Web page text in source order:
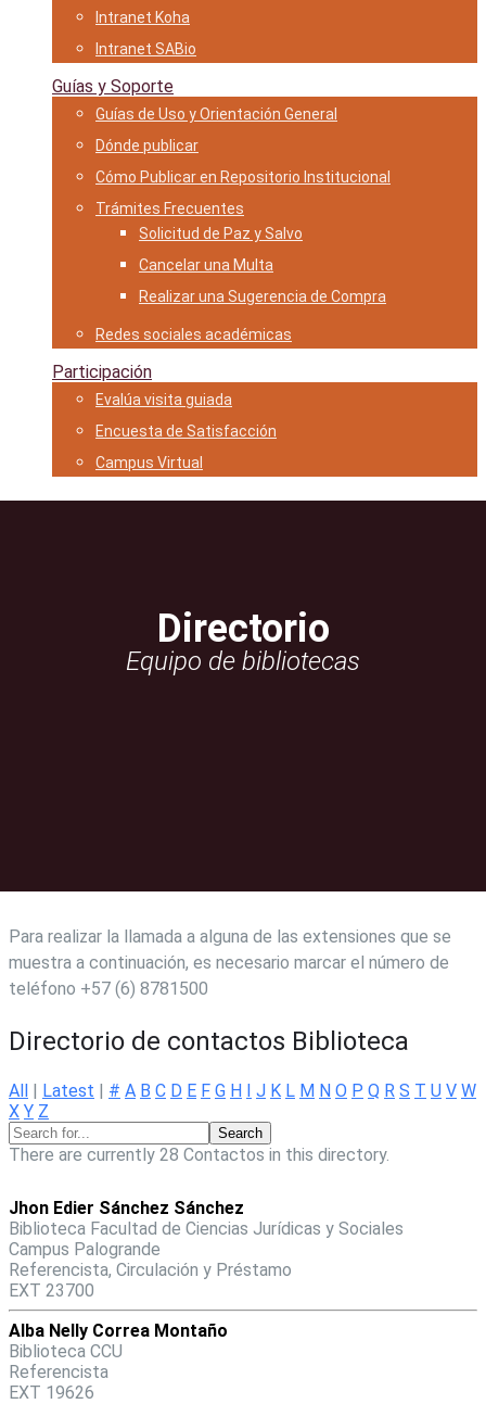
Intranet Koha
Intranet SABio
Guías y Soporte
Guías de Uso y Orientación General
Dónde publicar
Cómo Publicar en Repositorio Institucional
Trámites Frecuentes
Solicitud de Paz y Salvo
Cancelar una Multa
Realizar una Sugerencia de Compra
Redes sociales académicas
Participación
Evalúa visita guiada
Encuesta de Satisfacción
Campus Virtual
Directorio
Equipo de bibliotecas
Para realizar la llamada a alguna de las extensiones que se
muestra a continuación, es necesario marcar el número de
teléfono +57 (6) 8781500
Directorio de contactos Biblioteca
All | Latest | # A B C D E F G H I J K L M N O P Q R S T U V W
X Y Z
There are currently 28 Contactos in this directory.
Jhon Edier Sánchez Sánchez
Biblioteca Facultad de Ciencias Jurídicas y Sociales
Campus Palogrande
Referencista, Circulación y Préstamo
EXT 23700
Alba Nelly Correa Montaño
Biblioteca CCU
Referencista
EXT 19626